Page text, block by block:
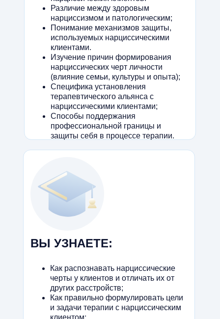
Как распознавать нарциссические
черты у клиентов и отличать их от
других расстройств;
Как правильно формулировать цели
и задачи терапии с нарциссическим
клиентом;
ВЫ УЗНАЕТЕ:
Различие между здоровым
нарциссизмом и патологическим;
Понимание механизмов защиты,
используемых нарциссическими
клиентами.
Изучение причин формирования
нарциссических черт личности
(влияние семьи, культуры и опыта);
Специфика установления
терапевтического альянса с
нарциссическими клиентами;
Способы поддержания
профессиональной границы и
защиты себя в процессе терапии.